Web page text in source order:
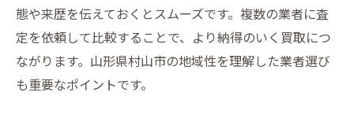
態や来歴を伝えておくとスムーズです。複数の業者に査
定を依頼して比較することで、より納得のいく買取につ
ながります。山形県村山市の地域性を理解した業者選び
も重要なポイントです。